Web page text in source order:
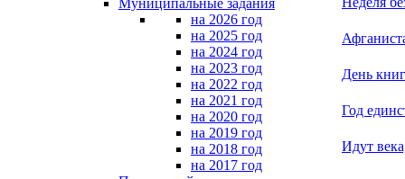
Муниципальные задания
на 2026 год
на 2025 год
на 2024 год
на 2023 год
на 2022 год
на 2021 год
на 2020 год
на 2019 год
на 2018 год
на 2017 год
День
Год
Идут